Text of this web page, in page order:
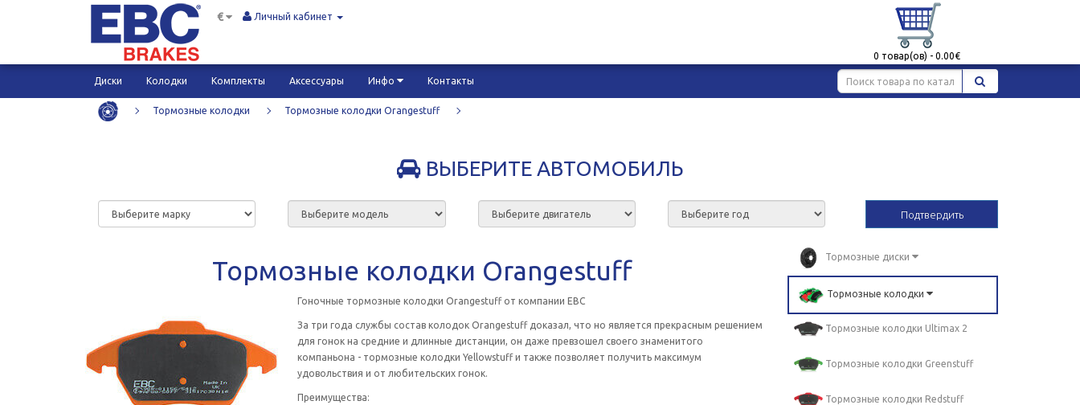
€ Личный кабинет
0 товар(ов) - 0.00€
Диски Колодки Комплекты Аксессуары Инфо Контакты
Тормозные колодки Тормозные колодки Orangestuff
ВЫБЕРИТЕ АВТОМОБИЛЬ
Подтвердить
Тормозные колодки Orangestuff
Гоночные тормозные колодки Orangestuff от компании EBC
За три года службы состав колодок Orangestuff доказал, что но является прекрасным решением
для гонок на средние и длинные дистанции, он даже превзошел своего знаменитого
компаньона - тормозные колодки Yellowstuff и также позволяет получить максимум
удовольствия и от любительских гонок.
Преимущества:
Тормозные диски
Тормозные колодки
Тормозные колодки Ultimax 2
Тормозные колодки Greenstuff
Тормозные колодки Redstuff